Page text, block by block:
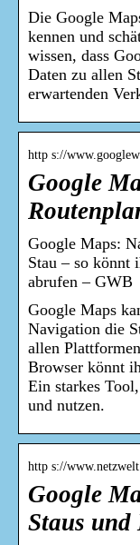
Die Google
kennen und
wissen, dass
Daten zu allen
erwartenden
http s://
Google
Google Maps:
Stau – so könnt
abrufen – GWB
Google Maps
Navigation die
allen
Browser könnt
Ein starkes
und nutzen.
http s://
Google
Staus und